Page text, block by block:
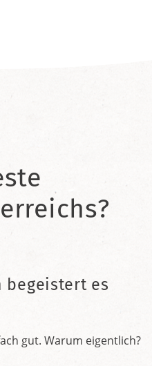
begeistert es
gut. Warum eigentlich?